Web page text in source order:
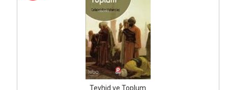
Tevhid ve Toplum